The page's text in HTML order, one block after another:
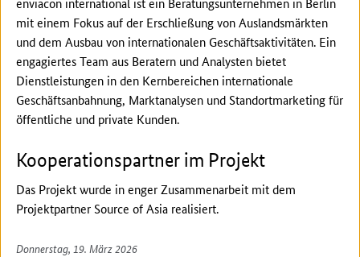
mit einem Fokus auf der Erschließung von Auslandsmärkten
und dem Ausbau von internationalen Geschäftsaktivitäten. Ein
engagiertes Team aus Beratern und Analysten bietet
Dienstleistungen in den Kernbereichen internationale
Geschäftsanbahnung, Marktanalysen und Standortmarketing für
öffentliche und private Kunden.
Kooperationspartner im Projekt
Das Projekt wurde in enger Zusammenarbeit mit dem
Projektpartner Source of Asia realisiert.
Donnerstag, 19. März 2026